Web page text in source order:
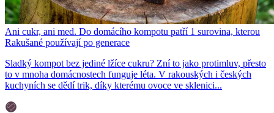
Ani cukr, ani med. Do domácího kompotu patří 1 surovina, kterou
Rakušané používají po generace
Sladký kompot bez jediné lžíce cukru? Zní to jako protimluv, přesto
to v mnoha domácnostech funguje léta. V rakouských i českých
kuchyních se dědí trik, díky kterému ovoce ve sklenici...